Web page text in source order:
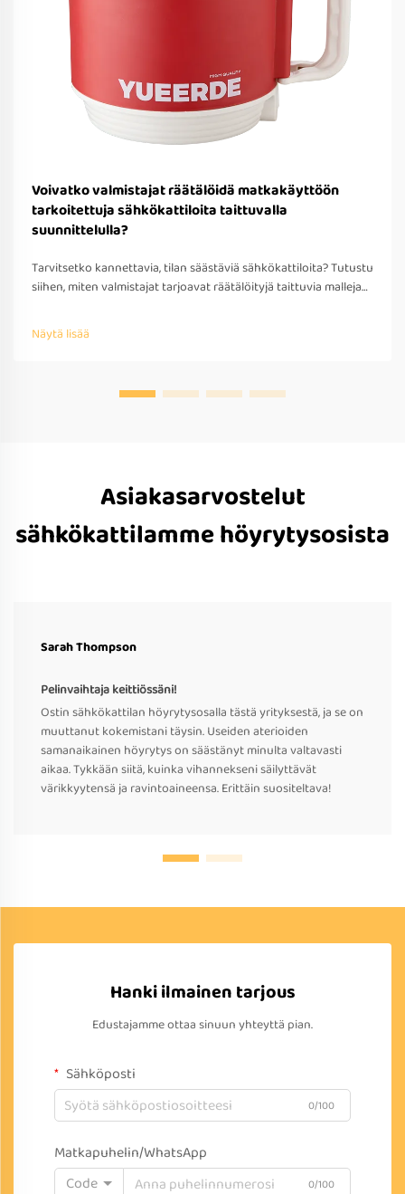
Voivatko valmistajat räätälöidä matkakäyttöön
tarkoitettuja sähkökattiloita taittuvalla
suunnittelulla?
Tarvitsetko kannettavia, tilan säästäviä sähkökattiloita? Tutustu
siihen, miten valmistajat tarjoavat räätälöityjä taittuvia malleja
kansainvälinen yhteensopivuus. Pyydä tarjous jo tänään.
Näytä lisää
Asiakasarvostelut
sähkökattilamme höyrytysosista
Sarah Thompson
Pelinvaihtaja keittiössäni!
Ostin sähkökattilan höyrytysosalla tästä yrityksestä, ja se on
muuttanut kokemistani täysin. Useiden aterioiden
samanaikainen höyrytys on säästänyt minulta valtavasti
aikaa. Tykkään siitä, kuinka vihannekseni säilyttävät
värikkyytensä ja ravintoaineensa. Erittäin suositeltava!
Hanki ilmainen tarjous
Edustajamme ottaa sinuun yhteyttä pian.
Sähköposti
0/100
Matkapuhelin/WhatsApp
Code
0/100